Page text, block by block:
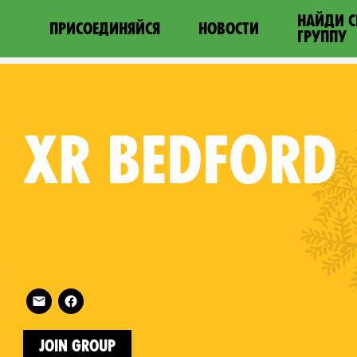
ПРИСОЕДИНЯЙСЯ НОВОСТИ
НАЙДИ
ГРУППУ
XR BEDFORD
Follow XR Bedford on
Join Group